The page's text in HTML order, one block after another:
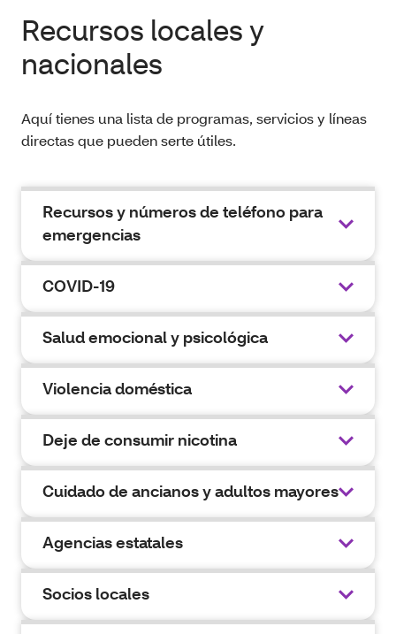
Recursos locales y
nacionales
Aquí tienes una lista de programas, servicios y líneas
directas que pueden serte útiles.
Recursos y números de teléfono para
emergencias
COVID-19
Salud emocional y psicológica
Violencia doméstica
Deje de consumir nicotina
Cuidado de ancianos y adultos mayores
Agencias estatales
Socios locales